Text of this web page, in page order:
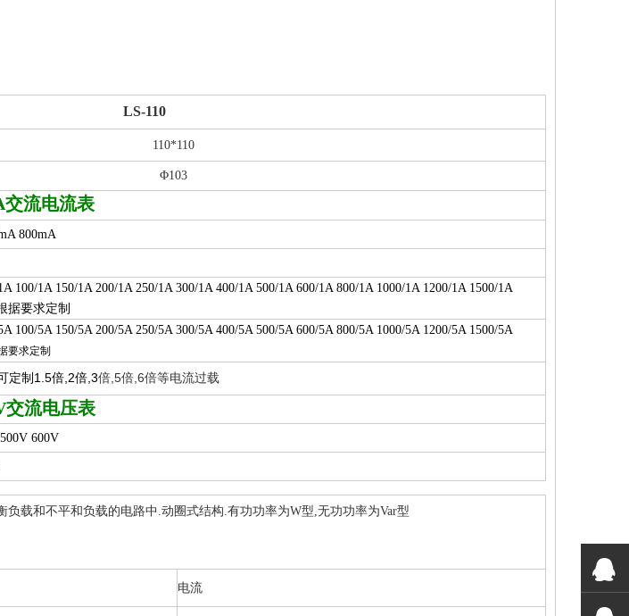
LS-110
110*110
Φ103
交流电流表
800mA
100/1A 150/1A 200/1A 250/1A 300/1A 400/1A 500/1A 600/1A 800/1A 1000/1A 1200/1A 1500/1A
据要求定制
100/5A 150/5A 200/5A 250/5A 300/5A 400/5A 500/5A 600/5A 800/5A 1000/5A 1200/5A 1500/5A
要求定制
定制1.5倍,2倍,3倍,5倍,6倍等电流过载
交流电压表
600V
负载和不平和负载的电路中.动圈式结构.有功功率为W型,无功功率为Var型
电流